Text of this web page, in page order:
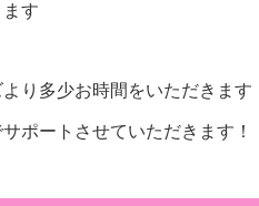
す
り多少お時間をいただきます
ポートさせていただきます！